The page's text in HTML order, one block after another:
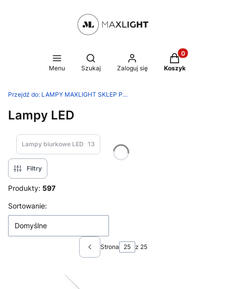
Menu
Otwórz wyszukiwarkę
Szukaj Zaloguj się
Produkty w
Koszyk
Przejdź do: LAMPY MAXLIGHT SKLEP PRODUCENTA
Lampy LED
Lampy biurkowe LED 13
Filtry
Produkty: 597
Lista produktów
Sortowanie:
Domyślne
Poprzednie produkty
Strona z 25